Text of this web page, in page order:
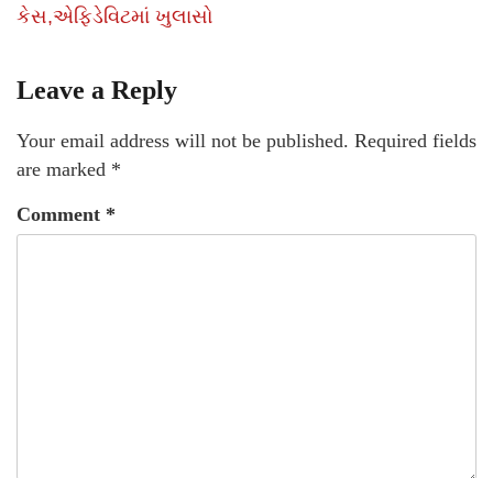
કેસ,એફિડેવિટમાં ખુલાસો
Leave a Reply
Your email address will not be published. Required fields
are marked *
Comment *